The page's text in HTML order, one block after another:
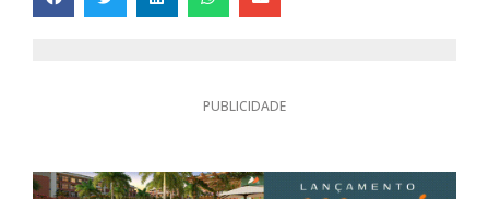
PUBLICIDADE